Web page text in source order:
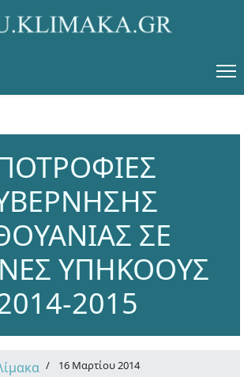
ΣΕ
ΥΠΗΚΟΟΥΣ
2015
16 Μαρτίου 2014